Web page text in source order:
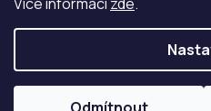
STŘÍKACÍ
práva vyhrazena.